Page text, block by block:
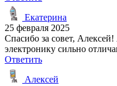
Екатерина
25 февраля 2025
Спасибо за совет,
электронику сильно
Ответить
Алексей